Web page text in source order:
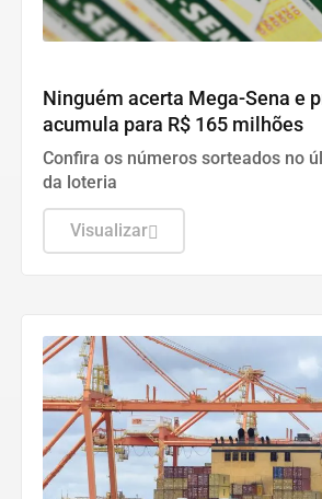
Ninguém acerta Mega-Sena e
acumula para R$ 165 milhões
Confira os números sorteados no
da loteria
Visualizar